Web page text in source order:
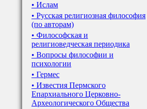
• Ислам
• Русская религиозная философия
(по авторам)
• Философская и
религиоведческая периодика
• Вопросы философии и
психологии
• Гермес
• Известия Пермского
Епархиального Церковно-
Археологического Общества